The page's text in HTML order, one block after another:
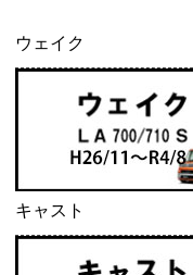
ウェイク
キャスト